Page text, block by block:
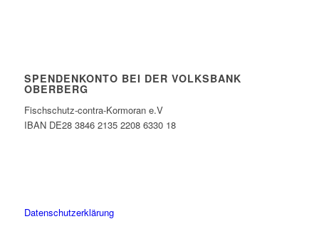
SPENDENKONTO BEI DER VOLKSBANK
OBERBERG
Fischschutz-contra-Kormoran e.V
IBAN DE28 3846 2135 2208 6330 18
Datenschutzerklärung